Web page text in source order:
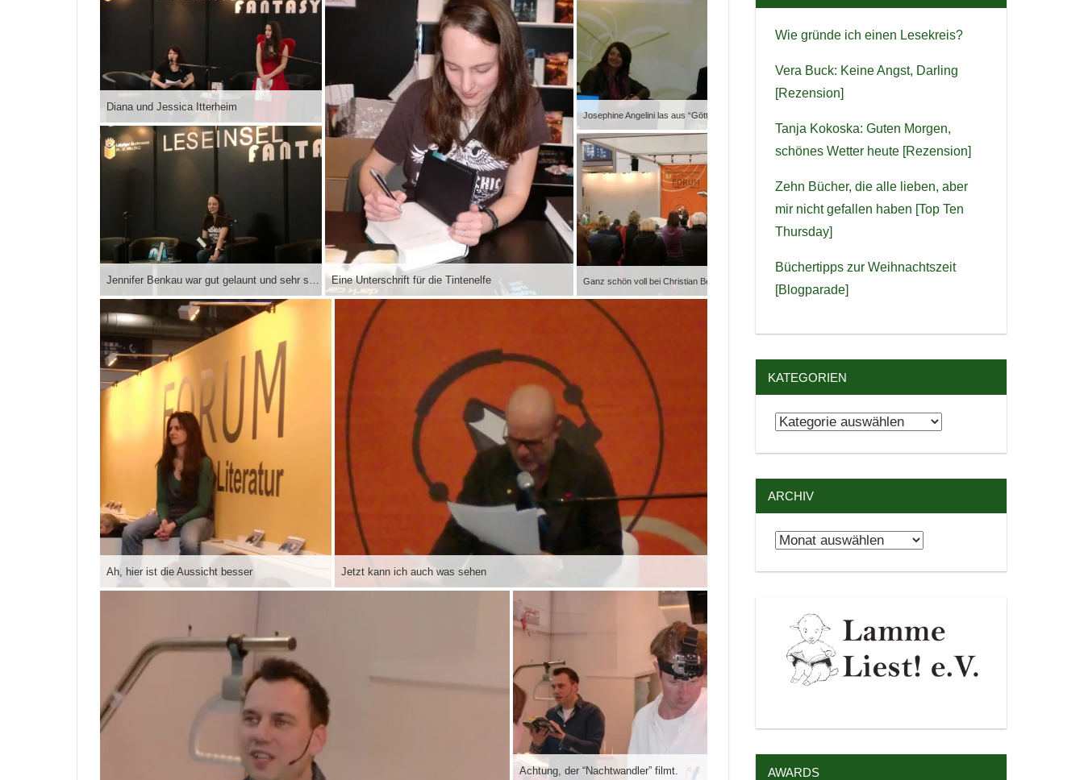
Diana und Jessica Itterheim
Jennifer Benkau war gut gelaunt und sehr sympathisch. Eine Unterschrift für die Tintenelfe
Josephine Angelini las aus “Göttlich verliebt”
Ah, hier ist die Aussicht besser Jetzt kann ich auch was sehen
Achtung, der “Nachtwandler” filmt.
Wie gründe ich einen Lesekreis?
Vera Buck: Keine Angst, Darling
[Rezension]
Tanja Kokoska: Guten Morgen,
schönes Wetter heute [Rezension]
Zehn Bücher, die alle lieben, aber
mir nicht gefallen haben [Top Ten
Thursday]
Büchertipps zur Weihnachtszeit
[Blogparade]
KATEGORIEN
Kategorien
ARCHIV
Archiv
AWARDS